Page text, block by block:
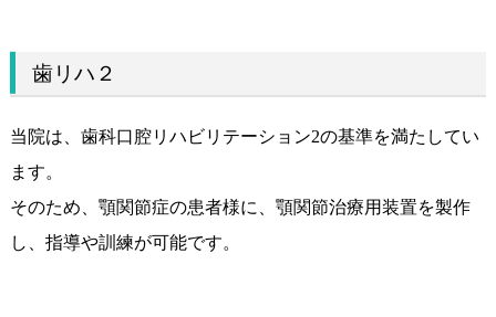
歯リハ２
当院は、歯科口腔リハビリテーション2の基準を満たしてい
ます。
そのため、顎関節症の患者様に、顎関節治療用装置を製作
し、指導や訓練が可能です。